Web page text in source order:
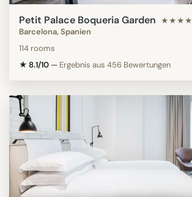
Petit Palace Boqueria Garden ★★★★
Barcelona, Spanien
114 rooms
★ 8.1/10 — Ergebnis aus 456 Bewertungen